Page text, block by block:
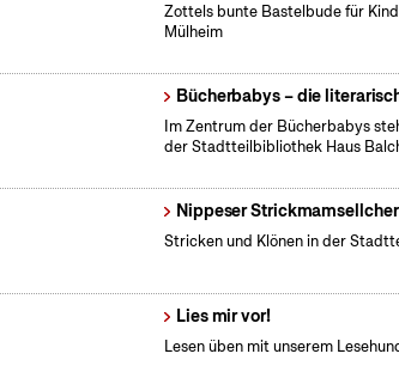
Zottels bunte Bastelbude für
Mülheim
Bücherbabys – die
Im Zentrum der Bücherbabys
der Stadtteilbibliothek Haus
Nippeser Strickmamsellcher
Stricken und Klönen in der
Lies mir vor!
Lesen üben mit unserem